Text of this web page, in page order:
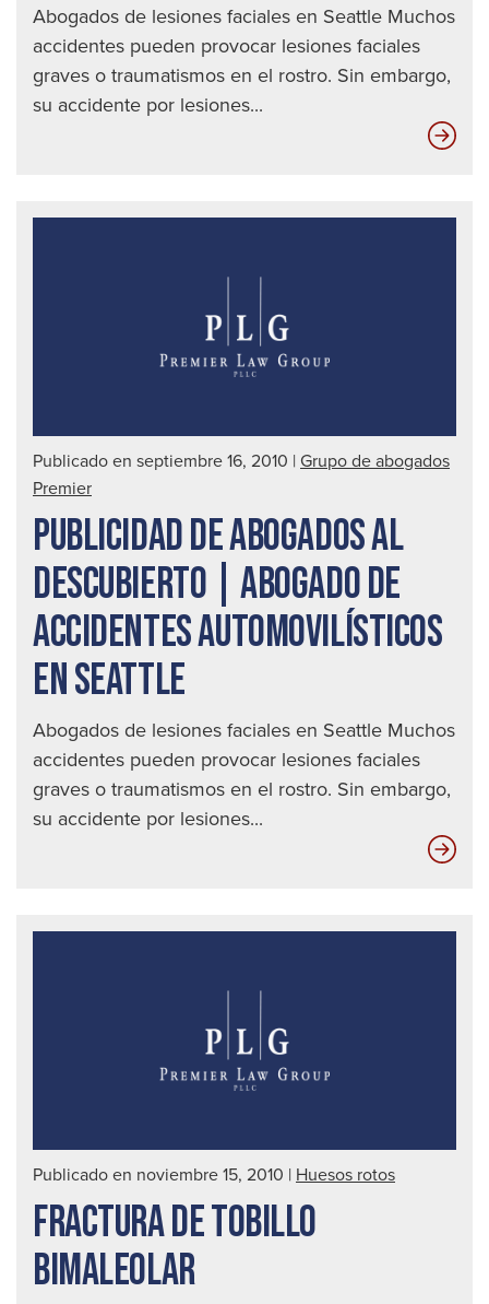
Abogados de lesiones faciales en Seattle Muchos
accidentes pueden provocar lesiones faciales
graves o traumatismos en el rostro. Sin embargo,
su accidente por lesiones...
Las
|
Publicado en septiembre 16, 2010 | Grupo de abogados
Premier
PUBLICIDAD DE ABOGADOS AL
DESCUBIERTO | ABOGADO DE
ACCIDENTES AUTOMOVILÍSTICOS
EN SEATTLE
Abogados de lesiones faciales en Seattle Muchos
accidentes pueden provocar lesiones faciales
graves o traumatismos en el rostro. Sin embargo,
su accidente por lesiones...
al
en
Publicado en noviembre 15, 2010 | Huesos rotos
FRACTURA DE TOBILLO
BIMALEOLAR